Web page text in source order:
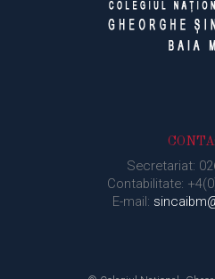
Secretariat:
Contabilitate:
E-mail: